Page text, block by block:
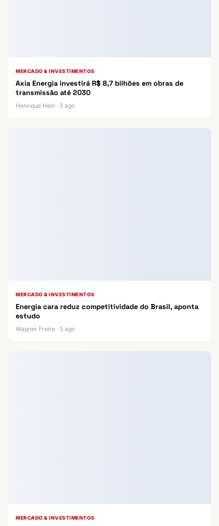
MERCADO & INVESTIMENTOS
Axia Energia investirá R$ 8,7 bilhões em obras de
transmissão até 2030
Henrique Hein · 5 ago
MERCADO & INVESTIMENTOS
Energia cara reduz competitividade do Brasil, aponta
estudo
Wagner Freire · 5 ago
MERCADO & INVESTIMENTOS